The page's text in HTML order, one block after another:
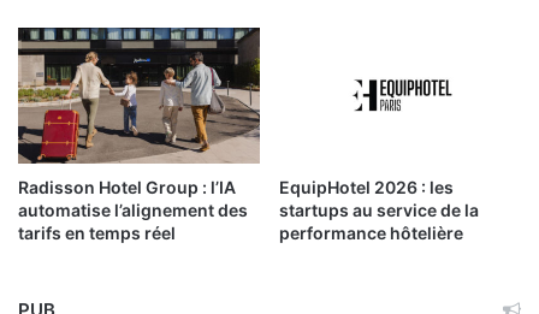
Radisson Hotel Group : l’IA
automatise l’alignement des
tarifs en temps réel
EquipHotel 2026 : les
startups au service de la
performance hôtelière